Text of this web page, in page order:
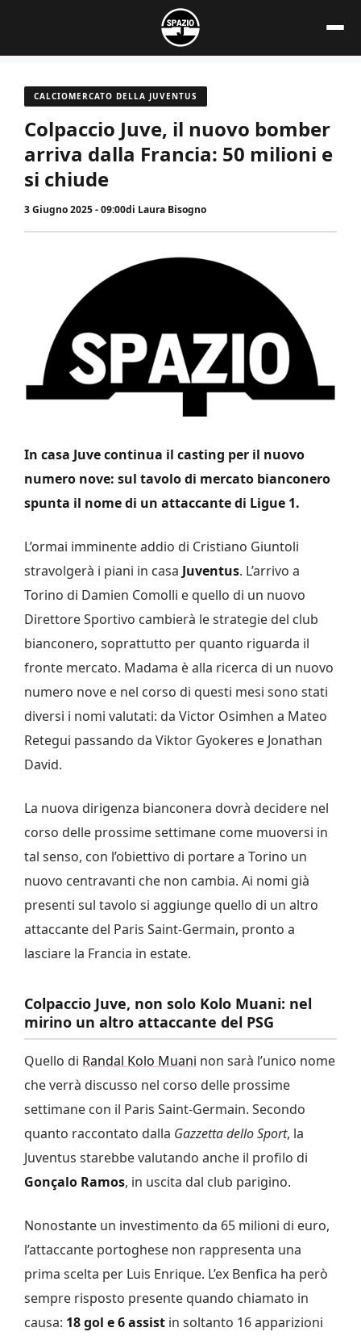
contenuto
CALCIOMERCATO DELLA JUVENTUS
Colpaccio Juve, il nuovo bomber
arriva dalla Francia: 50 milioni e
si chiude
3 Giugno 2025 - 09:00di Laura Bisogno
In casa Juve continua il casting per il nuovo
numero nove: sul tavolo di mercato bianconero
spunta il nome di un attaccante di Ligue 1.
L’ormai imminente addio di Cristiano Giuntoli
stravolgerà i piani in casa Juventus. L’arrivo a
Torino di Damien Comolli e quello di un nuovo
Direttore Sportivo cambierà le strategie del club
bianconero, soprattutto per quanto riguarda il
fronte mercato. Madama è alla ricerca di un nuovo
numero nove e nel corso di questi mesi sono stati
diversi i nomi valutati: da Victor Osimhen a Mateo
Retegui passando da Viktor Gyokeres e Jonathan
David.
La nuova dirigenza bianconera dovrà decidere nel
corso delle prossime settimane come muoversi in
tal senso, con l’obiettivo di portare a Torino un
nuovo centravanti che non cambia. Ai nomi già
presenti sul tavolo si aggiunge quello di un altro
attaccante del Paris Saint-Germain, pronto a
lasciare la Francia in estate.
Colpaccio Juve, non solo Kolo Muani: nel
mirino un altro attaccante del PSG
Quello di Randal Kolo Muani non sarà l’unico nome
che verrà discusso nel corso delle prossime
settimane con il Paris Saint-Germain. Secondo
quanto raccontato dalla Gazzetta dello Sport, la
Juventus starebbe valutando anche il profilo di
Gonçalo Ramos, in uscita dal club parigino.
Nonostante un investimento da 65 milioni di euro,
l’attaccante portoghese non rappresenta una
prima scelta per Luis Enrique. L’ex Benfica ha però
sempre risposto presente quando chiamato in
causa: 18 gol e 6 assist in soltanto 16 apparizioni